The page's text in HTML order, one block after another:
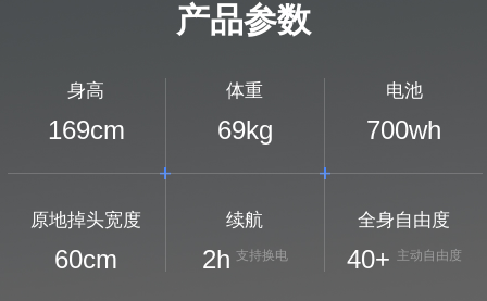
产品参数
身高
169cm
体重
69kg
电池
700wh
原地掉头宽度
60cm
续航
2h 支持换电
全身自由度
40+ 主动自由度